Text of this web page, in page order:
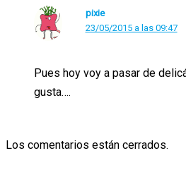
pixie
23/05/2015 a las 09:47
Pues hoy voy a pasar de
gusta….
Los comentarios están cerrados.